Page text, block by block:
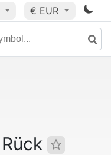
€ EUR